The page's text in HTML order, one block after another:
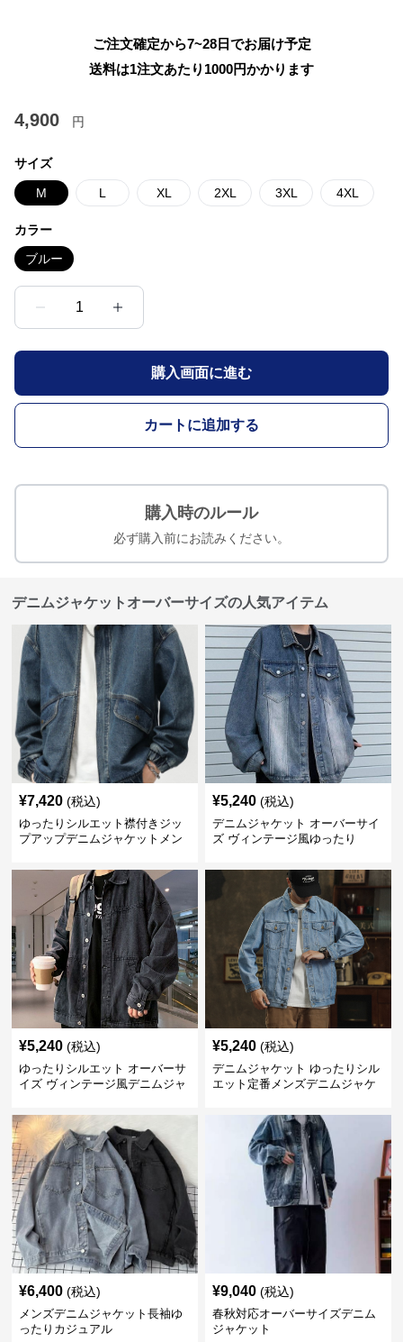
ご注文確定から7~28日でお届け予定
送料は1注文あたり 1000円かかります
4,900 円
サイズ
M L XL 2XL 3XL 4XL
カラー
ブルー
1
購入画面に進む
カートに追加する
購入時のルール
必ず購入前にお読みください。
デニムジャケットオーバーサイズの人気アイテム
¥7,420 (税込)
ゆったりシルエット襟付きジッ
プアップデニムジャケットメン
¥5,240 (税込)
デニムジャケット オーバーサイ
ズ ヴィンテージ風ゆったり
¥5,240 (税込)
ゆったりシルエット オーバーサ
イズ ヴィンテージ風デニムジャ
¥5,240 (税込)
デニムジャケット ゆったりシル
エット定番メンズデニムジャケ
¥6,400 (税込)
メンズデニムジャケット長袖ゆ
ったりカジュアル
¥9,040 (税込)
春秋対応オーバーサイズデニム
ジャケット